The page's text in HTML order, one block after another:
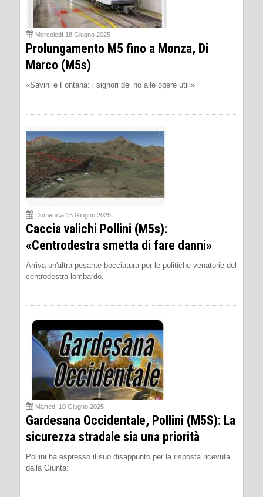
Mercoledì 18 Giugno 2025
Prolungamento M5 fino a Monza, Di
Marco (M5s)
«Savini e Fontana: i signori del no alle opere utili»
Domenica 15 Giugno 2025
Caccia valichi Pollini (M5s):
«Centrodestra smetta di fare danni»
Arriva un'altra pesante bocciatura per le politiche venatorie del
centrodestra lombardo.
Martedì 10 Giugno 2025
Gardesana Occidentale, Pollini (M5S): La
sicurezza stradale sia una priorità
Pollini ha espresso il suo disappunto per la risposta ricevuta
dalla Giunta: